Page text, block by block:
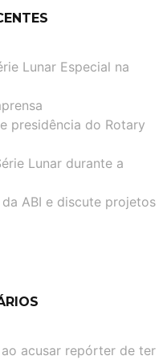
Lunar Especial na
presidência do Rotary
Lunar durante a
ABI e discute projetos
acusar repórter de ter